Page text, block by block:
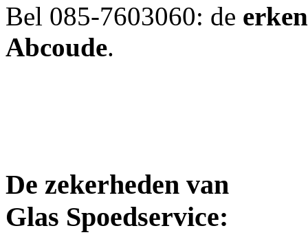
Bel 085-7603060: de
Abcoude.
De zekerheden van
Glas Spoedservice: